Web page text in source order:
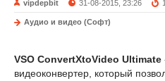
vipdepbit 31-08-2015, 23:26
Аудио и видео (Софт)
VSO ConvertXtoVideo Ultimate
видеоконвертер, который